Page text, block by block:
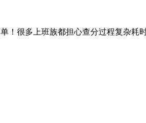
！很多上班族都担心查分过程复杂